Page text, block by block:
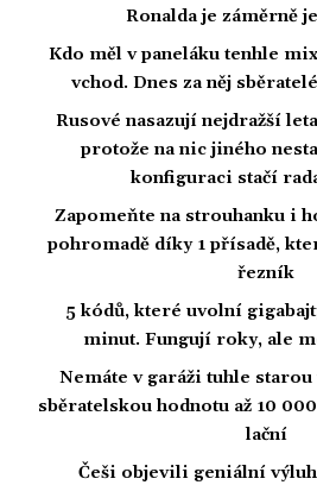
Ronalda je záměrně
Kdo měl v paneláku tenhle
vchod. Dnes za něj
Rusové nasazují nejdražší
protože na nic jiného
konfiguraci stačí
Zapomeňte na strouhanku i
pohromadě díky 1 přísadě,
řezník
5 kódů, které uvolní
minut. Fungují roky, ale
Nemáte v garáži tuhle starou
sběratelskou hodnotu až 10
lační
Češi objevili geniální